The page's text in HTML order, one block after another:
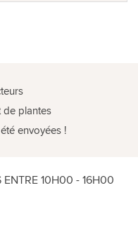
plantes
envoyées !
ENTRE 10H00 - 16H00